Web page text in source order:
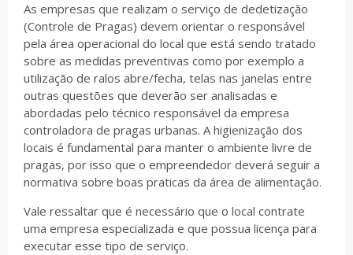
As empresas que realizam o serviço de dedetização
(Controle de Pragas) devem orientar o responsável
pela área operacional do local que está sendo tratado
sobre as medidas preventivas como por exemplo a
utilização de ralos abre/fecha, telas nas janelas entre
outras questões que deverão ser analisadas e
abordadas pelo técnico responsável da empresa
controladora de pragas urbanas. A higienização dos
locais é fundamental para manter o ambiente livre de
pragas, por isso que o empreendedor deverá seguir a
normativa sobre boas praticas da área de alimentação.
Vale ressaltar que é necessário que o local contrate
uma empresa especializada e que possua licença para
executar esse tipo de serviço.